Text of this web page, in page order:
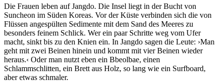
Die Frauen leben auf Jangdo. Die Insel liegt in der Bucht von
Suncheon im Süden Koreas. Vor der Küste verbinden sich die von
Flüssen angespülten Sedimente mit dem Sand des Meeres zu
besonders feinem Schlick. Wer ein paar Schritte weg vom Ufer
macht, sinkt bis zu den Knien ein. In Jangdo sagen die Leute: ›Man
geht mit zwei Beinen hinein und kommt mit vier Beinen wieder
heraus.‹ Oder man nutzt eben ein Bbeolbae, einen
Schlammschlitten, ein Brett aus Holz, so lang wie ein Surfboard,
aber etwas schmaler.